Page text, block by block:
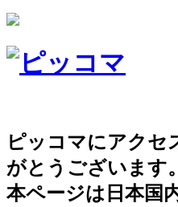
ピッコマにアクセ
がとうございます。
本ページは日本国